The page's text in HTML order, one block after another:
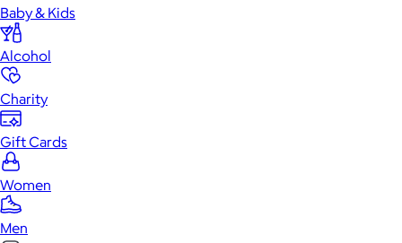
Baby & Kids
Alcohol
Charity
Gift Cards
Women
Men